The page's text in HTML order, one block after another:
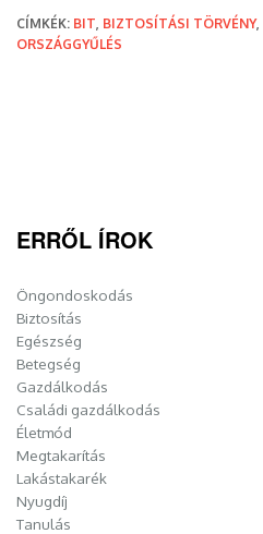
CÍMKÉK: BIT BIZTOSÍTÁSI TÖRVÉNY,
ORSZÁGGYŰLÉS
ERRŐL ÍROK
Öngondoskodás
Biztosítás
Egészség
Betegség
Gazdálkodás
Családi gazdálkodás
Életmód
Megtakarítás
Lakástakarék
Nyugdíj
Tanulás